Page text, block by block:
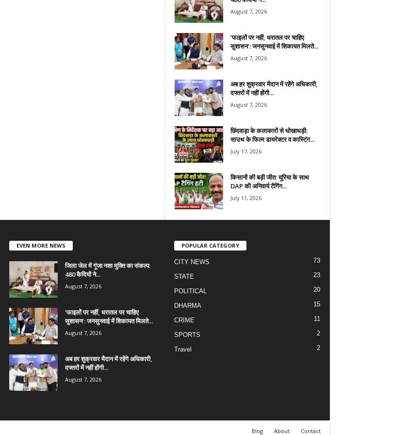
August 7, 2026
​’फाइलों पर नहीं, धरातल पर चाहिए
सुशासन’: जनसुनवाई में शिकायत मिलते...
August 7, 2026
अब हर शुक्रवार मैदान में रहेंगे अधिकारी,
दफ्तरों में नहीं होंगी...
August 7, 2026
छिंदवाड़ा के कलाकारों से धोखाधड़ी:
साउथ के फिल्म डायरेक्टर व कास्टिंग...
July 17, 2026
किसानों की बड़ी जीत: यूरिया के साथ
DAP की अनिवार्य टैगिंग...
July 11, 2026
EVEN MORE NEWS
जिला जेल में गूंजा नशा मुक्ति का संकल्प:
480 कैदियों ने...
August 7, 2026
​’फाइलों पर नहीं, धरातल पर चाहिए
सुशासन’: जनसुनवाई में शिकायत मिलते...
August 7, 2026
अब हर शुक्रवार मैदान में रहेंगे अधिकारी,
दफ्तरों में नहीं होंगी...
August 7, 2026
POPULAR CATEGORY
CITY NEWS 73
STATE 23
POLITICAL 20
DHARMA 15
CRIME 11
SPORTS 2
Travel 2
Blog About Contact